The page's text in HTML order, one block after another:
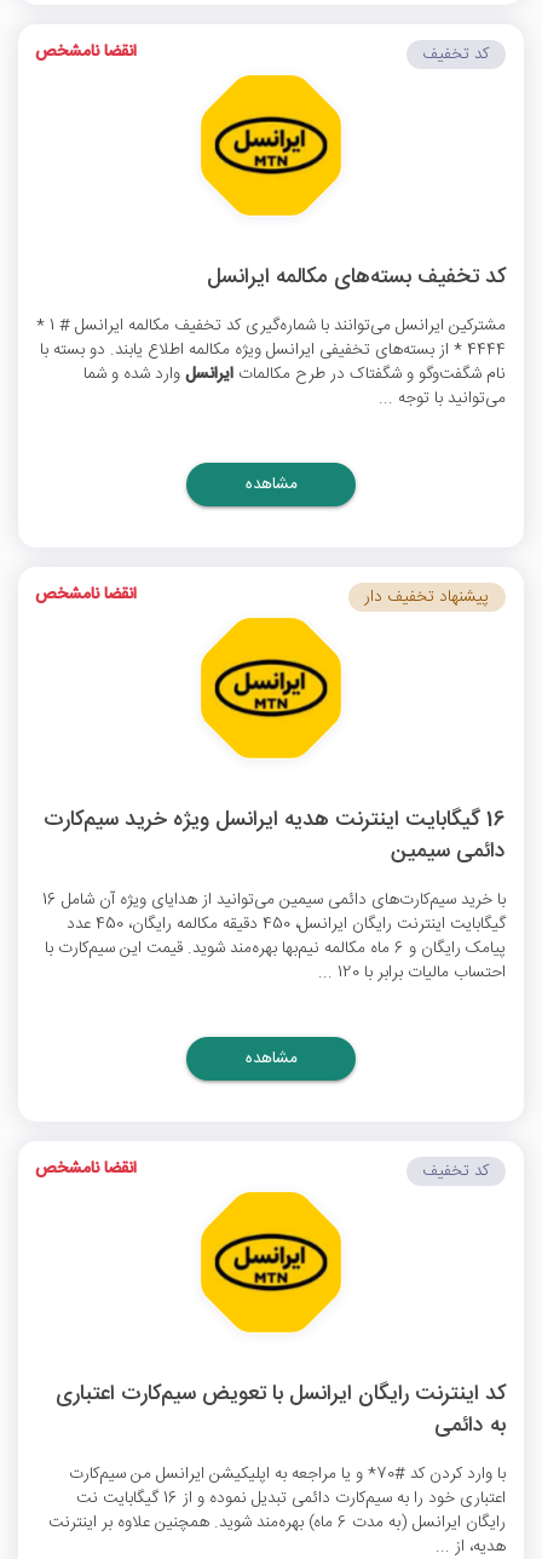
کد تخفیف‌ بسته‌های مکالمه ایرانسل
مشترکین ایرانسل می‌توانند با شماره‌گیریکد تخفیف مکالمه ایرانسل
# 1 *
4444 * از بسته‌های تخفیفی ایرانسل ویژه مکالمه اطلاع یابند. دو بسته با
نام شگفت‌وگو و شگفتاک در طرح مکالمات ایرانسلوارد شده و شما
می‌توانید با توجه ...
کد تخفیف انقضا نامشخص
مشاهده
16 گیگابایت اینترنت هدیه ایرانسل ویژه خرید سیم‌کارت
دائمی سیمین
با خرید سیم‌کارت‌های دائمی سیمین می‌توانید از هدایای ویژه آن شامل 16
گیگابایت اینترنت رایگان ایرانسل
، 450 دقیقه مکالمه رایگان، 450 عدد
پیامک رایگان و 6 ماه مکالمه نیم‌بها بهره‌مند شوید. قیمت این سیم‌کارت با
احتساب مالیات برابر با 120 ...
پیشنهاد تخفیف دار انقضا نامشخص
مشاهده
کد اینترنت رایگان ایرانسل با تعویض سیم‌کارت اعتباری
به دائمی
با وارد کردن کد #70* و یا مراجعه به اپلیکیشن ایرانسل من سیم‌کارت
اعتباری خود را به سیم‌کارت دائمی تبدیل نموده و از 16 گیگابایت
نت
رایگان ایرانسل
(به مدت 6 ماه) بهره‌مند شوید. همچنین علاوه بر اینترنت
هدیه، از ...
کد تخفیف انقضا نامشخص